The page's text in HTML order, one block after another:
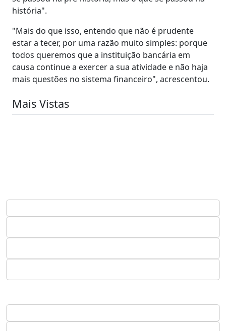
história".
"Mais do que isso, entendo que não é prudente
estar a tecer, por uma razão muito simples: porque
todos queremos que a instituição bancária em
causa continue a exercer a sua atividade e não haja
mais questões no sistema financeiro", acrescentou.
Mais Vistas